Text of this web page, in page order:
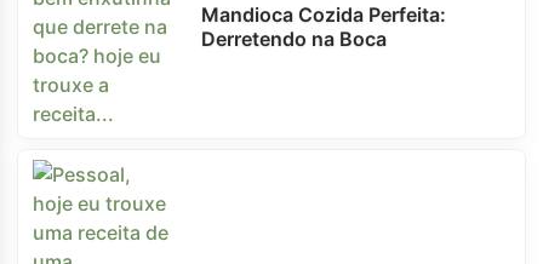
Mandioca Cozida Perfeita:
Derretendo na Boca